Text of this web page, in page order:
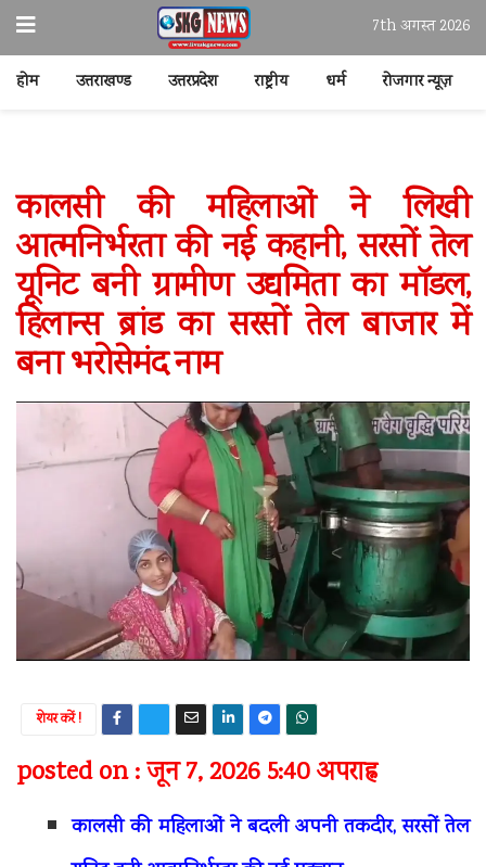
7th अगस्त 2026
होम उत्तराखण्ड उत्तरप्रदेश राष्ट्रीय धर्म रोजगार न्यूज़
कालसी की महिलाओं ने लिखी
आत्मनिर्भरता की नई कहानी, सरसों तेल
यूनिट बनी ग्रामीण उद्यमिता का मॉडल,
हिलान्स ब्रांड का सरसों तेल बाजार में
बना भरोसेमंद नाम
शेयर करें !
posted on : जून 7, 2026 5:40 अपराह्न
कालसी की महिलाओं ने बदली अपनी तकदीर, सरसों तेल